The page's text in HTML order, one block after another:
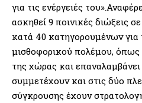
για τις ενέργειές
ασκηθεί 9 ποινικές διώξεις
κατά 40 κατηγορουμένων για
μισθοφορικού πολέμου, όπως
της χώρας και
συμμετέχουν και στις δύο
σύγκρουσης έχουν